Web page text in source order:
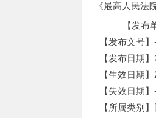
《最高人民法
【发布
【发布文号
【发布日期
【生效日期】
【失效日期
【所属类别